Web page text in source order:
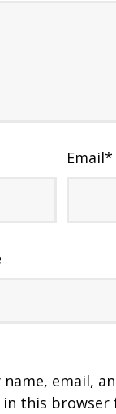
Email*
name, email,
this browser